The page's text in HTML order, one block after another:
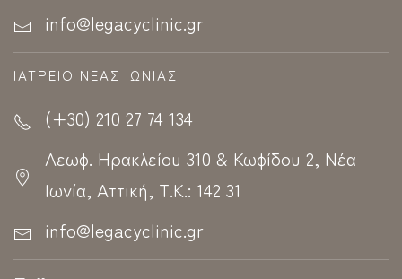
info@legacyclinic.gr
ΙΑΤΡΕΊΟ ΝΈΑΣ ΙΩΝΊΑΣ
(+30) 210 27 74 134
Λεωφ. Ηρακλείου 310 & Κωφίδου 2, Νέα
Ιωνία, Αττική, Τ.Κ.: 142 31
info@legacyclinic.gr